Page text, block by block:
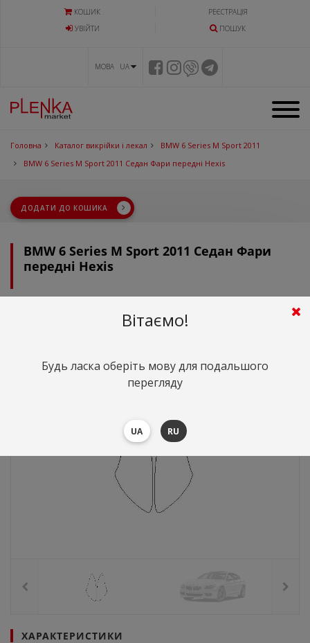
КОШИК
РЕЄСТРАЦІЯ
УВIЙТИ
ПОШУК
МОВА UA
Головна Каталог викрійки і лекал
BMW 6 Series M Sport 2011
BMW 6 Series M Sport 2011 Седан Фари передні Hexis
ДОДАТИ ДО КОШИКА
BMW 6 Series M Sport 2011 Седан Фари
передні Hexis
грн.
ХАРАКТЕРИСТИКИ
Вітаємо!
Будь ласка оберіть мову для подальшого
перегляду
UA RU